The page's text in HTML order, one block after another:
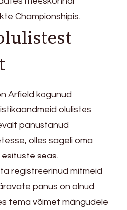
Championshipis.
Arfield kogunud
olulistes
panustanud
olles sageli oma
seas.
registreerinud mitmeid
panus on olnud
tema võimet mängudele